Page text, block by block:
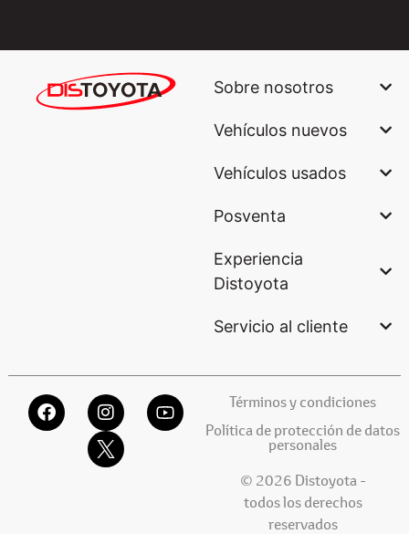
Sobre nosotros
Vehículos nuevos
Vehículos usados
Posventa
Experiencia
Distoyota
Servicio al cliente
Términos y condiciones
Política de protección de datos
personales
© 2026 Distoyota -
todos los derechos
reservados